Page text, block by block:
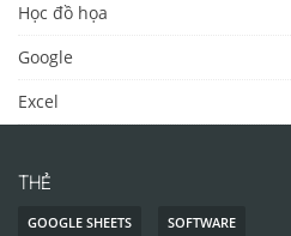
Học đồ họa
Google
Excel
THẺ
GOOGLE SHEETS SOFTWARE